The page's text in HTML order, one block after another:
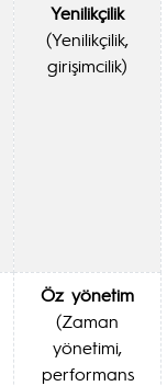
Yenilikçilik
(Yenilikçilik,
girişimcilik)
Öz yönetim
(Zaman
yönetimi,
performans